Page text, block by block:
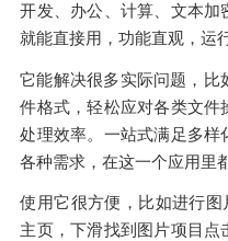
开发、办公、计算、文本
就能直接用，功能直观，运
它能解决很多实际问题，比
件格式，轻松应对各类文件
处理效率。一站式满足多样
各种需求，在这一个应用里
使用它很方便，比如进行
主页，下滑找到图片项目点